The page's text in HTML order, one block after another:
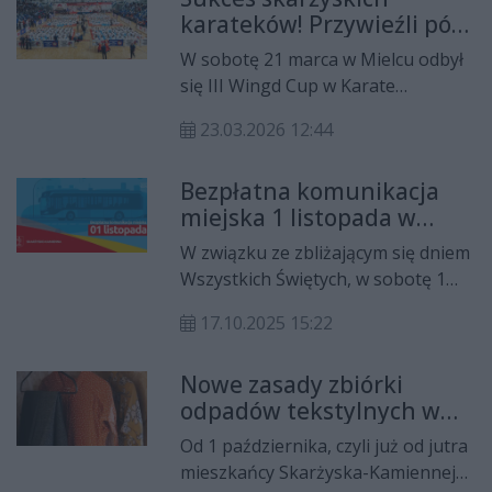
Miejskiego Centrum Kultury im.
Leopolda Staffa. Oprócz
przebudowy wnętrz zaplanowano
również rozwój oferty wydarzeń
kulturalnych, na które wcześniej
inwestycja kulturalna w historii
miasta.
karateków! Przywieźli pół
tuzina medali
W sobotę 21 marca w Mielcu odbył
się III Wingd Cup w Karate
udział 643 zawodników
z całej Polski. Sześć medali w tym
turnieju wywalczyli reprezentanci
Skarżyskiego Klubu Sportów Walki
„Kyokushin Karate”.
23.03.2026 12:44
Bezpłatna komunikacja
miejska 1 listopada w
Skarżysku-Kamiennej
W związku ze zbliżającym się dniem
Wszystkich Świętych, w sobotę 1
Skarżyska-Kamiennej przygotowały
udogodnienie – przejazdy miejską
komunikacją będą tego dnia
całkowicie bezpłatne. Dodatkowo
uruchomione zostaną specjalne
17.10.2025 15:22
Nowe zasady zbiórki
odpadów tekstylnych w
Skarżysku-Kamiennej od 1
października
Od 1 października, czyli już od jutra
mieszkańcy Skarżyska-Kamiennej